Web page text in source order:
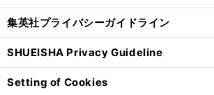
集英社プライバシーガイドライン
SHUEISHA Privacy Guideline
Setting of Cookies